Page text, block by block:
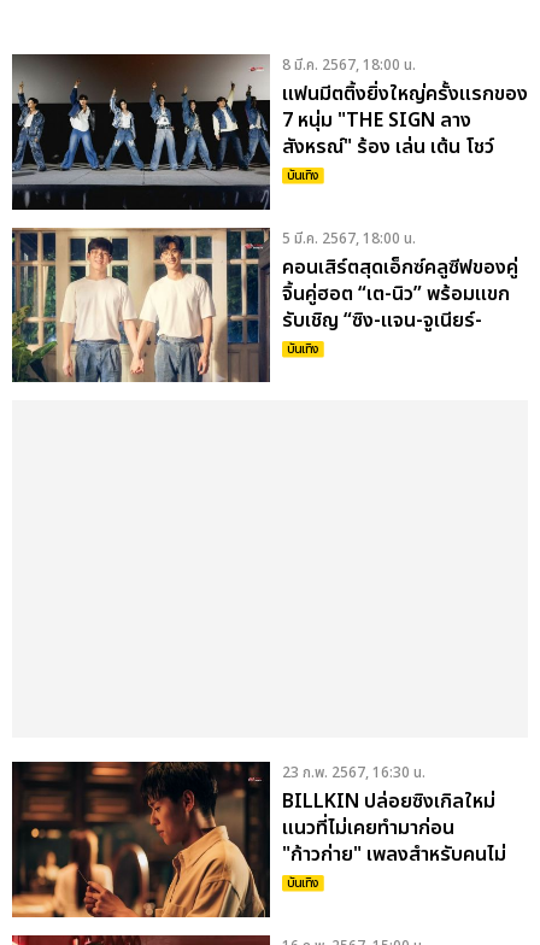
8 มี.ค. 2567, 18:00 น.
แฟนมีตติ้งยิ่งใหญ่ครั้งแรกของ
7 หนุ่ม "THE SIGN ลาง
สังหรณ์" ร้อง เล่น เต้น โชว์
แสดง ครบจบในงานเดียว
บันเทิง
5 มี.ค. 2567, 18:00 น.
คอนเสิร์ตสุดเอ็กซ์คลูซีฟของคู่
จิ้นคู่ฮอต “เต-นิว” พร้อมแขก
รับเชิญ “ซิง-แจน-จูเนียร์-
มาร์ค” ใน “POLCA TIME
บันเทิง
23 ก.พ. 2567, 16:30 น.
BILLKIN ปล่อยซิงเกิลใหม่
แนวที่ไม่เคยทำมาก่อน
"ก้าวก่าย" เพลงสำหรับคนไม่
มูฟออน!
บันเทิง